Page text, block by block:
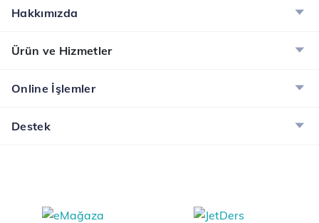
Hakkımızda
Ürün ve Hizmetler
Online İşlemler
Destek